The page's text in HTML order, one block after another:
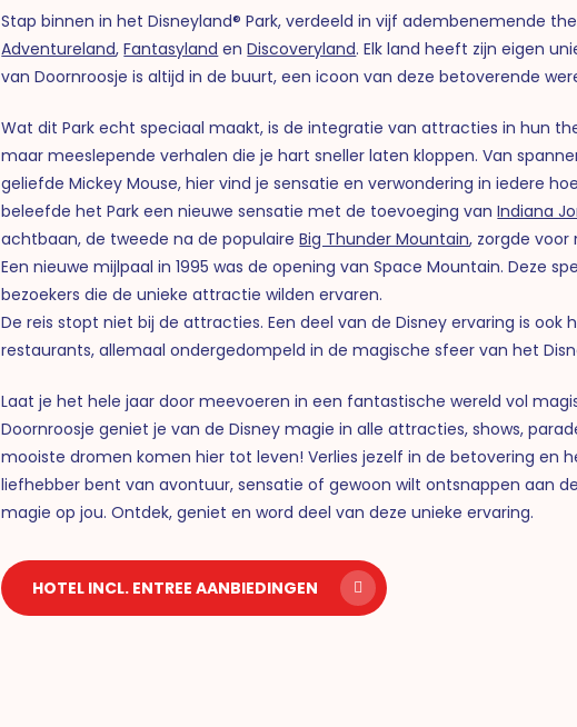
Stap binnen in het Disneyland® Park, verdeeld in vijf adembenemende
Adventureland,Fantasyland enDiscoveryland. Elk land heeft zijn eigen
van Doornroosje is altijd in de buurt, een icoon van deze betoverende
Wat dit Park echt speciaal maakt, is de integratie van attracties in hun
maar meeslepende verhalen die je hart sneller laten kloppen. Van
geliefde Mickey Mouse, hier vind je sensatie en verwondering in iedere
beleefde het Park een nieuwe sensatie met de toevoeging vanIndiana
achtbaan, de tweede na de populaireBig Thunder Mountain, zorgde
Een nieuwe mijlpaal in 1995 was de opening van Space Mountain. Deze
bezoekers die de unieke attractie wilden ervaren.
De reis stopt niet bij de attracties. Een deel van de Disney ervaring is ook
restaurants, allemaal ondergedompeld in de magische sfeer van het
Laat je het hele jaar door meevoeren in een fantastische wereld vol
Doornroosje geniet je van de Disney magie in alle attracties, shows,
mooiste dromen komen hier tot leven! Verlies jezelf in de betovering en
liefhebber bent van avontuur, sensatie of gewoon wilt ontsnappen aan
magie op jou. Ontdek, geniet en word deel van deze unieke ervaring.
HOTEL INCL. ENTREE AANBIEDINGEN